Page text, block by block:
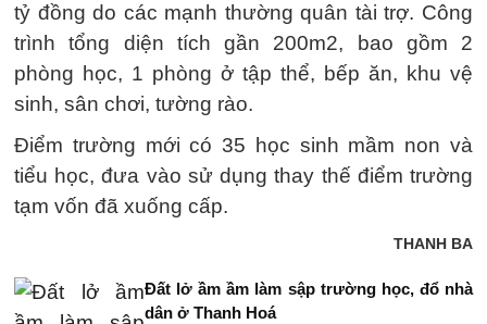
tỷ đồng do các mạnh thường quân tài trợ. Công
trình tổng diện tích gần 200m2, bao gồm 2
phòng học, 1 phòng ở tập thể, bếp ăn, khu vệ
sinh, sân chơi, tường rào.
Điểm trường mới có 35 học sinh mầm non và
tiểu học, đưa vào sử dụng thay thế điểm trường
tạm vốn đã xuống cấp.
THANH BA
Đất lở ầm ầm làm sập trường học, đổ nhà
dân ở Thanh Hoá